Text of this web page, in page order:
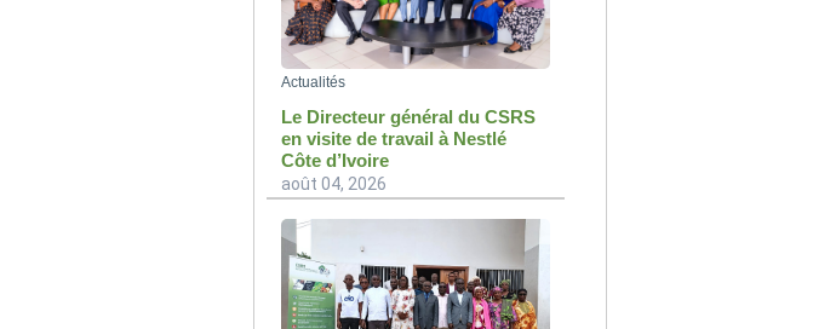
Actualités
Le Directeur général du CSRS
en visite de travail à Nestlé
Côte d’Ivoire
août 04, 2026